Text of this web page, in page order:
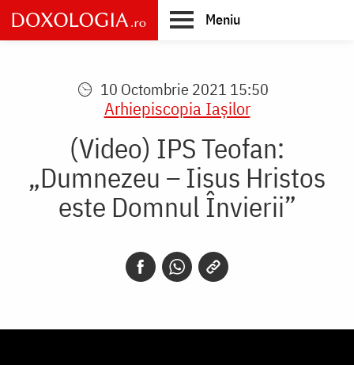
Skip
to
main
Meniu
10 Octombrie 2021 15:50
Arhiepiscopia Iaşilor
(Video) IPS Teofan:
„Dumnezeu – Iisus Hristos
este Domnul Învierii”